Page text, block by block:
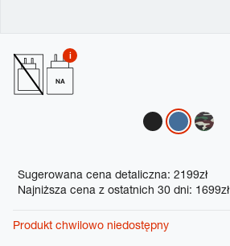
Promotions
Sugerowana cena detaliczna: 2199zł
Najniższa cena z ostatnich 30 dni: 1699zł
Produkt chwilowo niedostępny
NA